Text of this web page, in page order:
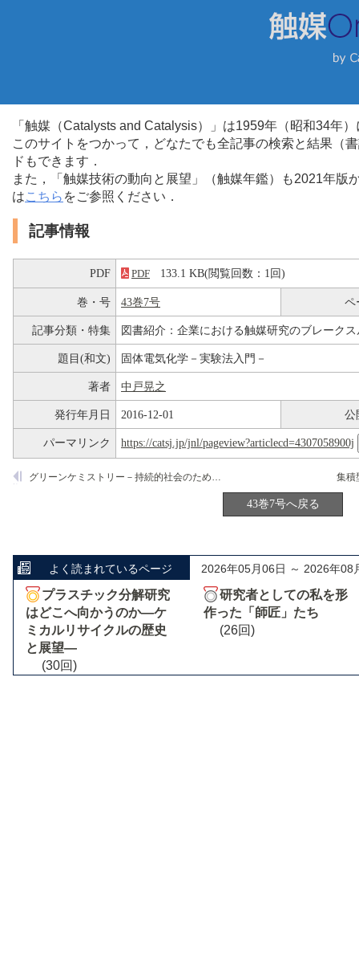
「触媒（Catalysts and Catalysis）」は1959年（昭和34年
このサイトをつかって，どなたでも全記事の検索と結果（
ドもできます．
また，「触媒技術の動向と展望」（触媒年鑑）も2021年
はこちら をご参照ください．
記事情報
PDF PDF 133.1 KB(閲覧回数：1回)
巻・号 43巻7号 ペ
記事分類・特集 図書紹介：企業における触媒研究のブレークス
題目(和文) 固体電気化学－実験法入門－
著者 中戸晃之
発行年月日 2016-12-01 公
パーマリンク https://catsj.jp/jnl/pageview?articlecd=4307058900j
グリーンケミストリー－持続的社会のための化学
43巻7号へ戻る
よく読まれているページ 2026年05月06日 ～ 2026年08
プラスチック分解研究
はどこへ向かうのか―ケ
ミカルリサイクルの歴史
と展望―
(30回)
研究者としての私を形
作った「師匠」たち
(26回)